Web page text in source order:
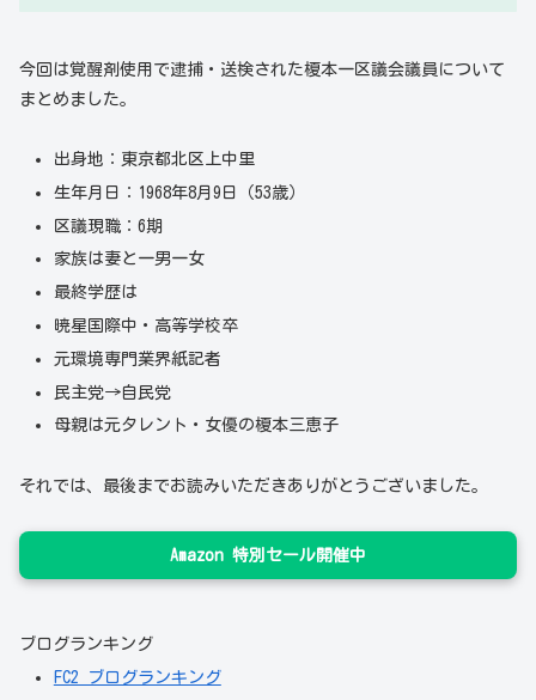
今回は覚醒剤使用で逮捕・送検された榎本一区議会議員について
まとめました。
出身地：東京都北区上中里
生年月日：1968年8月9日（53歳）
区議現職：6期
家族は妻と一男一女
最終学歴は
暁星国際中・高等学校卒
元環境専門業界紙記者
民主党→自民党
母親は元タレント・女優の榎本三恵子
それでは、最後までお読みいただきありがとうございました。
Amazon 特別セール開催中
ブログランキング
FC2 ブログランキング